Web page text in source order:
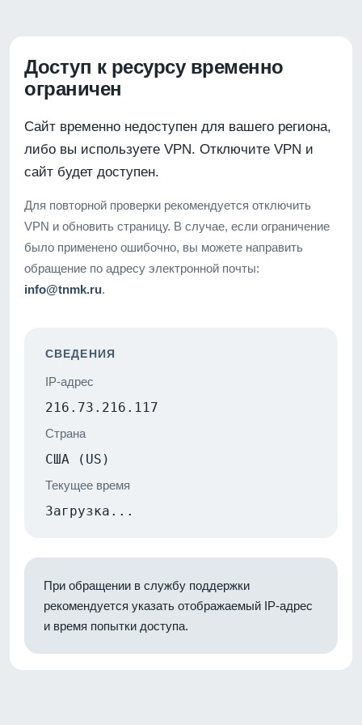
Доступ к ресурсу временно
ограничен
Сайт временно недоступен для вашего региона,
либо вы используете VPN. Отключите VPN и
сайт будет доступен.
Для повторной проверки рекомендуется отключить
VPN и обновить страницу. В случае, если ограничение
было применено ошибочно, вы можете направить
обращение по адресу электронной почты:
info@tnmk.ru.
СВЕДЕНИЯ
IP-адрес
216.73.216.117
Страна
США (US)
Текущее время
Загрузка...
При обращении в службу поддержки
рекомендуется указать отображаемый IP-адрес
и время попытки доступа.